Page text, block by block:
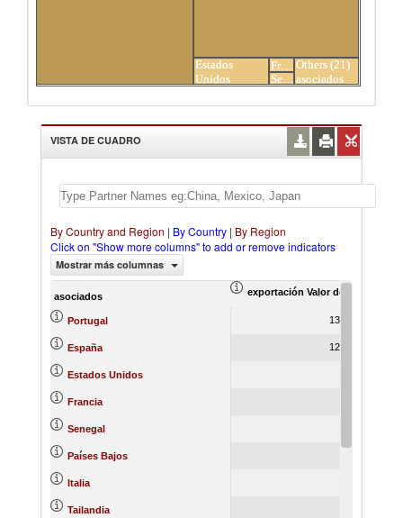
Estados
Unidos
Francia
Senegal
Others (21)
asociados
VISTA DE CUADRO
By Country and Region | By Country | By Region
Click on "Show more columns" to add or remove indicators
Mostrar más columnas
asociados exportación Valor del comercio
Portugal 13,632.32
España 12,820.90
Estados Unidos
Francia
Senegal
Países Bajos
Italia
Tailandia